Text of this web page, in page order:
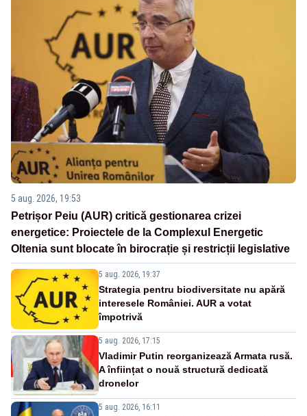
5 aug. 2026, 19:53
Petrișor Peiu (AUR) critică gestionarea crizei
energetice: Proiectele de la Complexul Energetic
Oltenia sunt blocate în birocrație și restricții legislative
5 aug. 2026, 19:37
Strategia pentru biodiversitate nu apără
interesele României. AUR a votat
împotrivă
5 aug. 2026, 17:15
Vladimir Putin reorganizează Armata rusă.
A înființat o nouă structură dedicată
dronelor
5 aug. 2026, 16:11